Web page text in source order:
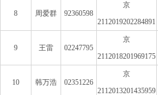
8 周爱群 92360598
京
2112019202284891
9 王雷 02247795
京
2112018201969175
10 韩万浩 02351226
京
2112013201435959